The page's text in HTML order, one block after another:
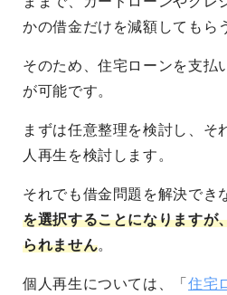
かの借金だけを減額してもら
そのため、住宅ローンを支払
が可能です。
まずは任意整理を検討し、そ
人再生を検討します。
それでも借金問題を解決でき
を選択することになりますが
られません。
個人再生については、「住宅